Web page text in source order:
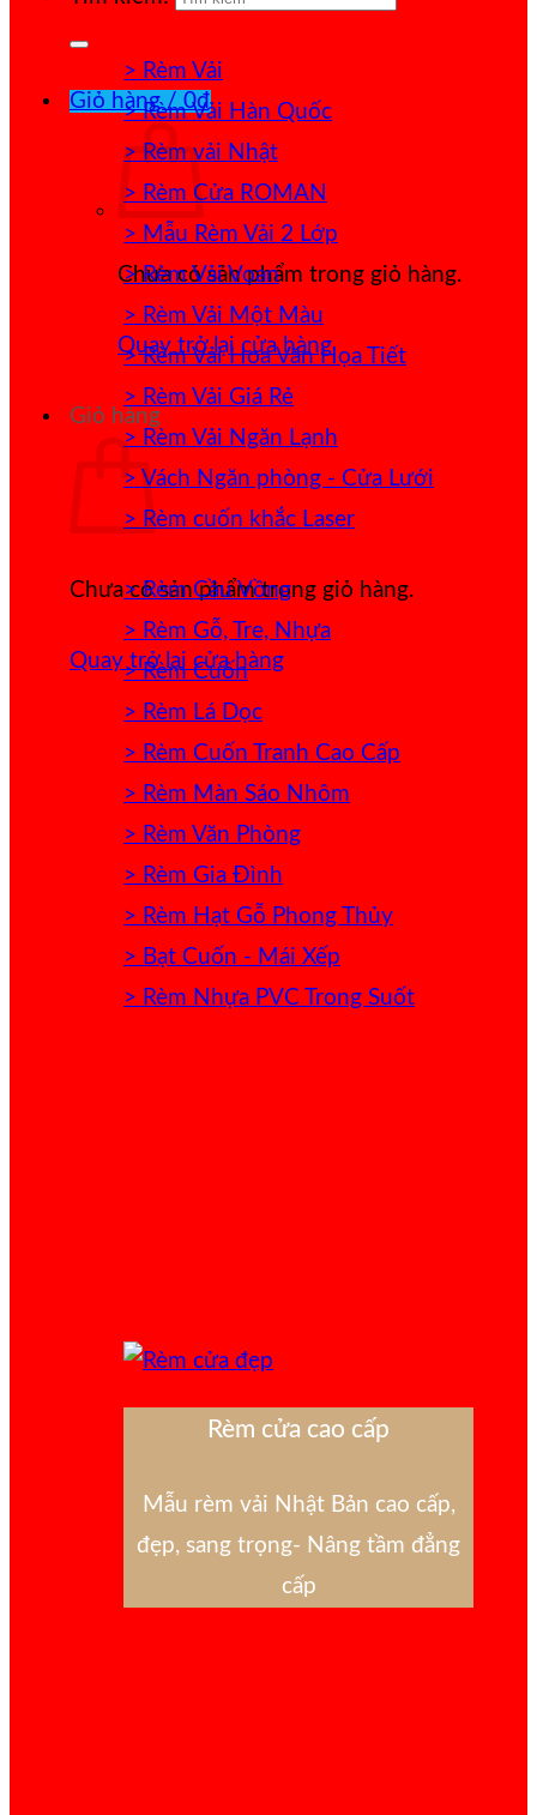
Giỏ hàng /0₫
Chưa có sản phẩm trong giỏ hàng.
Quay trở lại cửa hàng
Giỏ hàng
Chưa có sản phẩm trong giỏ hàng.
Quay trở lại cửa hàng
> Rèm Vải
> Rèm Vải Hàn Quốc
> Rèm vải Nhật
> Rèm Cửa ROMAN
> Mẫu Rèm Vải 2 Lớp
> Rèm Vải Voan
> Rèm Vải Một Màu
> Rèm Vải Hoa Văn Họa Tiết
> Rèm Vải Giá Rẻ
> Rèm Vải Ngăn Lạnh
> Vách Ngăn phòng - Cửa Lưới
> Rèm cuốn khắc Laser
> Rèm Cầu Vồng
> Rèm Gỗ, Tre, Nhựa
> Rèm Cuốn
> Rèm Lá Dọc
> Rèm Cuốn Tranh Cao Cấp
> Rèm Màn Sáo Nhôm
> Rèm Văn Phòng
> Rèm Gia Đình
> Rèm Hạt Gỗ Phong Thủy
> Bạt Cuốn - Mái Xếp
> Rèm Nhựa PVC Trong Suốt
Rèm cửa cao cấp
Mẫu rèm vải Nhật Bản cao cấp,
đẹp, sang trọng- Nâng tầm đẳng
cấp